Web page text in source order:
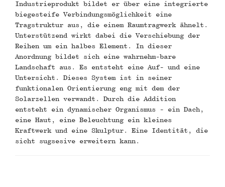
Industrieprodukt bildet er über eine integrierte
biegesteife Verbindungsmöglichkeit eine
Tragstruktur aus, die einem Raumtragwerk ähnelt.
Unterstützend wirkt dabei die Verschiebung der
Reihen um ein halbes Element. In dieser
Anordnung bildet sich eine wahrnehm-bare
Landschaft aus. Es entsteht eine Auf- und eine
Untersicht. Dieses System ist in seiner
funktionalen Orientierung eng mit dem der
Solarzellen verwandt. Durch die Addition
entsteht ein dynamischer Organismus - ein Dach,
eine Haut, eine Beleuchtung ein kleines
Kraftwerk und eine Skulptur. Eine Identität, die
sicht sugsesive erweitern kann.